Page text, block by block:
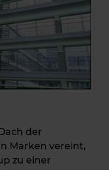
der
Marken vereint,
zu einer